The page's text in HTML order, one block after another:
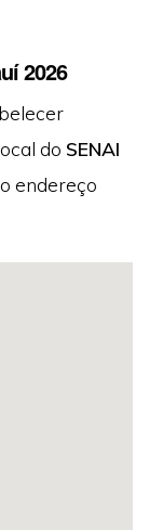
2026
do SENAI
o endereço